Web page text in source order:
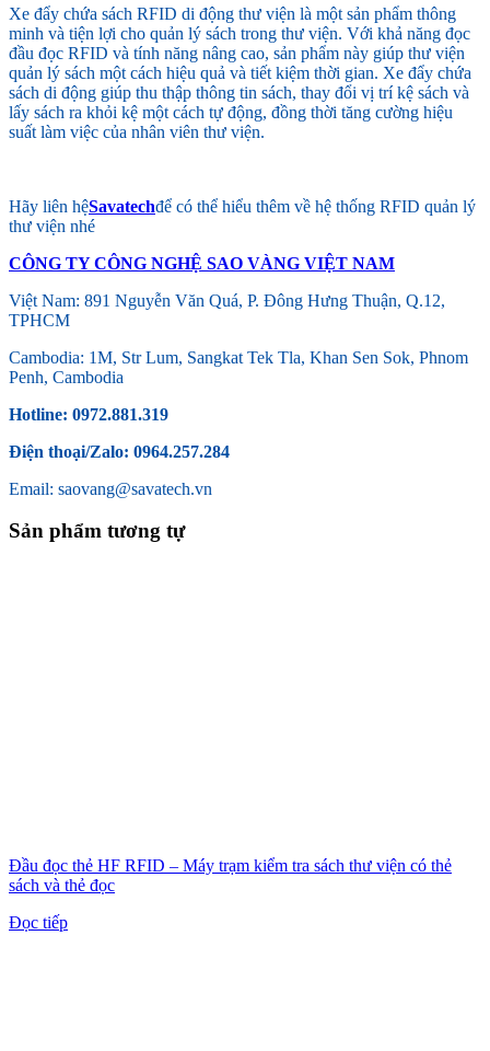
Xe đẩy chứa sách RFID di động thư viện là một sản phẩm thông
minh và tiện lợi cho quản lý sách trong thư viện. Với khả năng đọc
đầu đọc RFID và tính năng nâng cao, sản phẩm này giúp thư viện
quản lý sách một cách hiệu quả và tiết kiệm thời gian. Xe đẩy chứa
sách di động giúp thu thập thông tin sách, thay đổi vị trí kệ sách và
lấy sách ra khỏi kệ một cách tự động, đồng thời tăng cường hiệu
suất làm việc của nhân viên thư viện.
Hãy liên hệSavatechđể có thể hiểu thêm về hệ thống RFID quản lý
thư viện nhé
CÔNG TY CÔNG NGHỆ SAO VÀNG VIỆT NAM
Việt Nam: 891 Nguyễn Văn Quá, P. Đông Hưng Thuận, Q.12,
TPHCM
Cambodia: 1M, Str Lum, Sangkat Tek Tla, Khan Sen Sok, Phnom
Penh, Cambodia
Hotline: 0972.881.319
Điện thoại/Zalo: 0964.257.284
Email: saovang@savatech.vn
Sản phẩm tương tự
Đầu đọc thẻ HF RFID – Máy trạm kiểm tra sách thư viện có thẻ
sách và thẻ đọc
Đọc tiếp